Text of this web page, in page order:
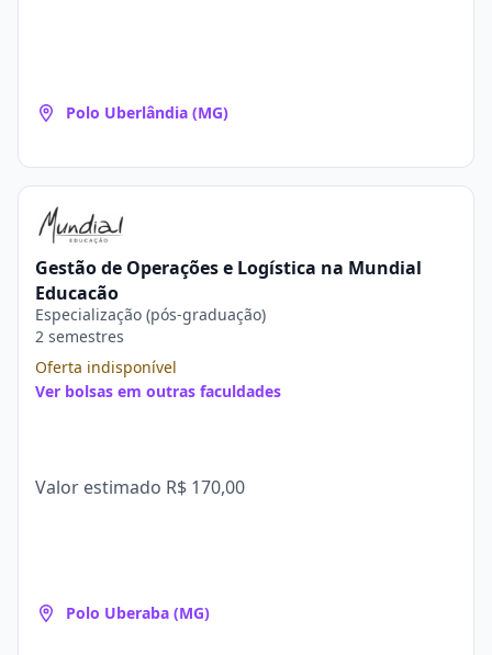
Polo Uberlândia (MG)
Gestão de Operações e Logística na Mundial
Educação
Especialização (pós-graduação)
2 semestres
Oferta indisponível
Ver bolsas em outras faculdades
Valor estimado R$ 170,00
Polo Uberaba (MG)